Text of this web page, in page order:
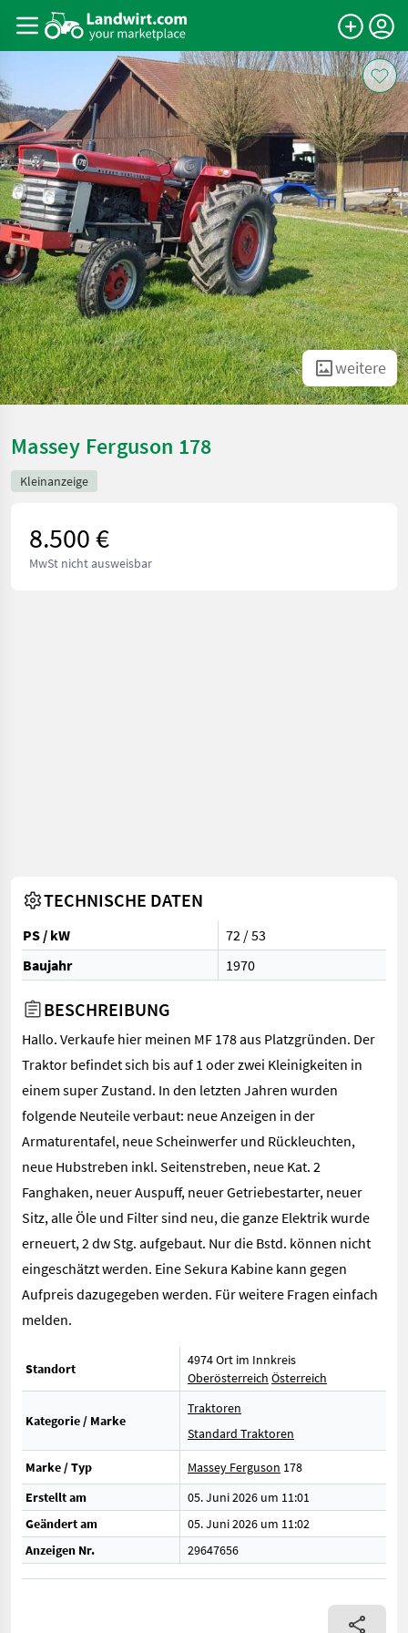
weitere
Massey Ferguson 178
Kleinanzeige
8.500 €
MwSt nicht ausweisbar
TECHNISCHE DATEN
PS / kW
72 / 53
Baujahr
1970
BESCHREIBUNG
Hallo. Verkaufe hier meinen MF 178 aus Platzgründen. Der
Traktor befindet sich bis auf 1 oder zwei Kleinigkeiten in
einem super Zustand. In den letzten Jahren wurden
folgende Neuteile verbaut: neue Anzeigen in der
Armaturentafel, neue Scheinwerfer und Rückleuchten,
neue Hubstreben inkl. Seitenstreben, neue Kat. 2
Fanghaken, neuer Auspuff, neuer Getriebestarter, neuer
Sitz, alle Öle und Filter sind neu, die ganze Elektrik wurde
erneuert, 2 dw Stg. aufgebaut. Nur die Bstd. können nicht
eingeschätzt werden. Eine Sekura Kabine kann gegen
Aufpreis dazugegeben werden. Für weitere Fragen einfach
melden.
Standort
4974 Ort im Innkreis
Oberösterreich Österreich
Kategorie / Marke
Traktoren
Standard Traktoren
Marke / Typ Massey Ferguson 178
Erstellt am
05. Juni 2026 um 11:01
Geändert am
05. Juni 2026 um 11:02
Anzeigen Nr.
29647656